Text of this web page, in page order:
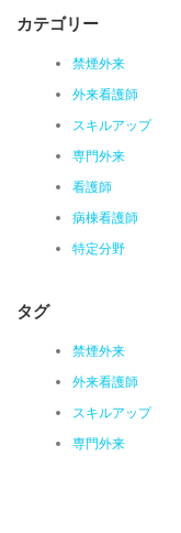
カテゴリー
禁煙外来
外来看護師
スキルアップ
専門外来
看護師
病棟看護師
特定分野
タグ
禁煙外来
外来看護師
スキルアップ
専門外来